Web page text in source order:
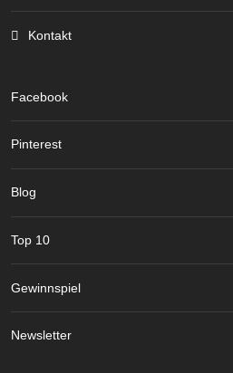
Kontakt
Facebook
Pinterest
Blog
Top 10
Gewinnspiel
Newsletter